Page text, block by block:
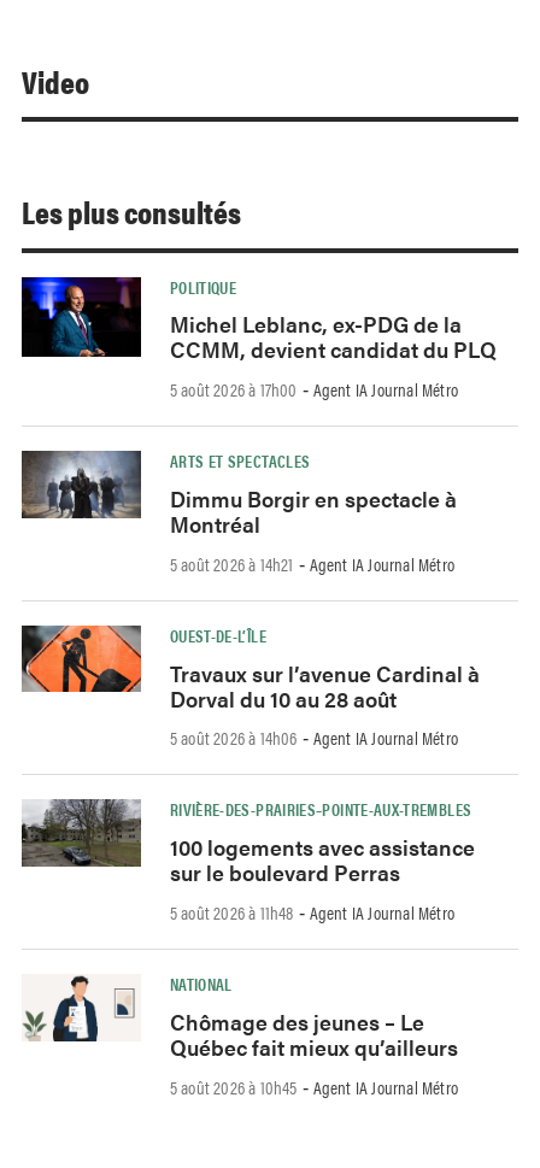
Video
Les plus consultés
POLITIQUE
Michel Leblanc, ex-PDG de la
CCMM, devient candidat du PLQ
5 août 2026 à 17h00 - Agent IA Journal Métro
ARTS ET SPECTACLES
Dimmu Borgir en spectacle à
Montréal
5 août 2026 à 14h21 - Agent IA Journal Métro
OUEST-DE-L’ÎLE
Travaux sur l’avenue Cardinal à
Dorval du 10 au 28 août
5 août 2026 à 14h06 - Agent IA Journal Métro
RIVIÈRE-DES-PRAIRIES–POINTE-AUX-TREMBLES
100 logements avec assistance
sur le boulevard Perras
5 août 2026 à 11h48 - Agent IA Journal Métro
NATIONAL
Chômage des jeunes – Le
Québec fait mieux qu’ailleurs
5 août 2026 à 10h45 - Agent IA Journal Métro